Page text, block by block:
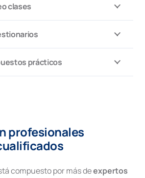
clases
prácticos
profesionales
compuesto por más deexpertos